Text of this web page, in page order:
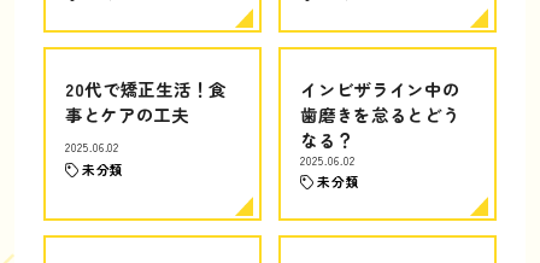
20代で矯正生活！食
事とケアの工夫
2025.06.02
未分類
インビザライン中の
歯磨きを怠るとどう
なる？
2025.06.02
未分類